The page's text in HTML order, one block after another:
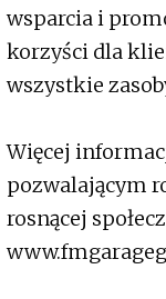
wsparcia i
korzyści dla
wszystkie
Więcej
pozwalającym
rosnącej